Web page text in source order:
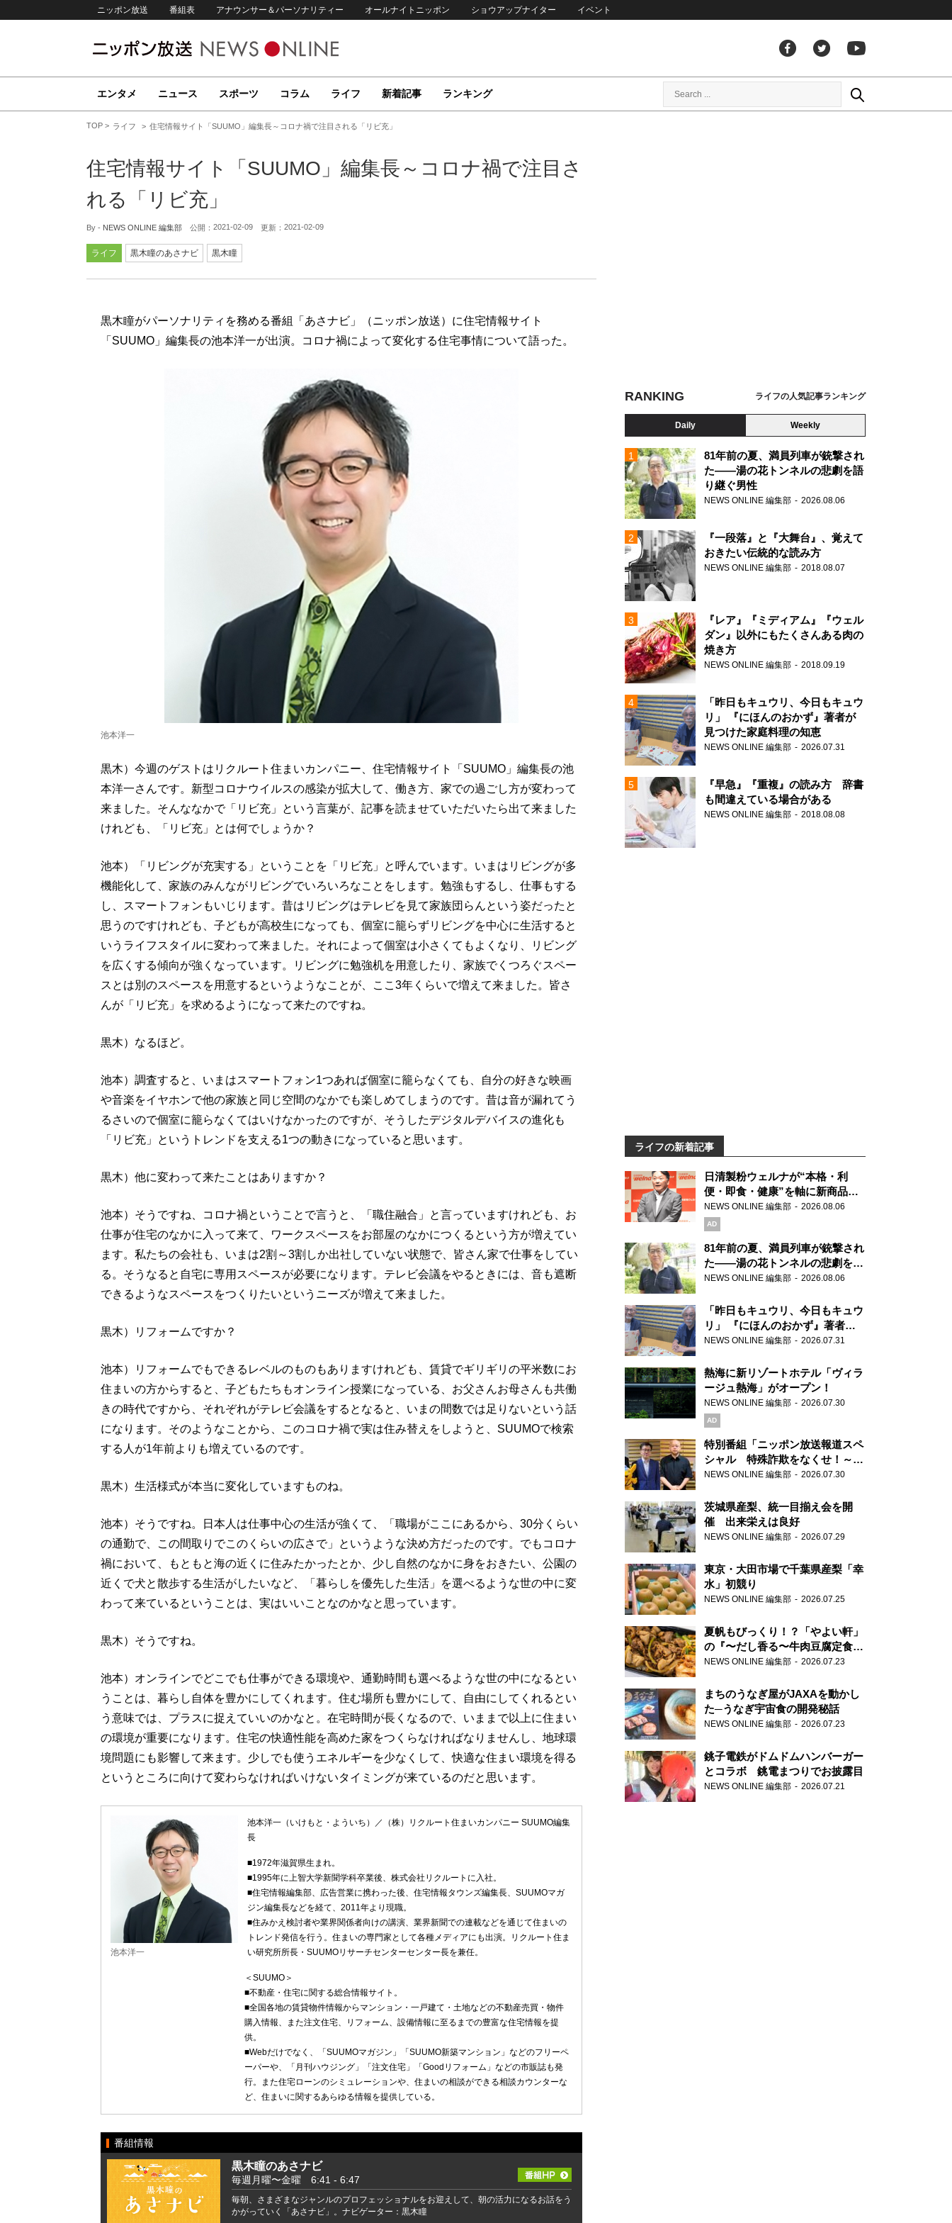
ニッポン放送 番組表 アナウンサー＆パーソナリティー オールナイトニッポン ショウアップナイター イベント
エンタメ ニュース スポーツ コラム ライフ 新着記事 ランキング
TOP ライフ 住宅情報サイト「SUUMO」編集長～コロナ禍で注目される「リビ充」
住宅情報サイト「SUUMO」編集長～コロナ禍で注目さ
れる「リビ充」
By - NEWS ONLINE 編集部 公開： 2021-02-09 更新： 2021-02-09
ライフ 黒木瞳のあさナビ 黒木瞳
黒木瞳がパーソナリティを務める番組「あさナビ」（ニッポン放送）に住宅情報サイト
「SUUMO」編集長の池本洋一が出演。コロナ禍によって変化する住宅事情について語った。
池本洋一
黒木）今週のゲストはリクルート住まいカンパニー、住宅情報サイト「SUUMO」編集長の池
本洋一さんです。新型コロナウイルスの感染が拡大して、働き方、家での過ごし方が変わって
来ました。そんななかで「リビ充」という言葉が、記事を読ませていただいたら出て来ました
けれども、「リビ充」とは何でしょうか？
池本）「リビングが充実する」ということを「リビ充」と呼んでいます。いまはリビングが多
機能化して、家族のみんながリビングでいろいろなことをします。勉強もするし、仕事もする
し、スマートフォンもいじります。昔はリビングはテレビを見て家族団らんという姿だったと
思うのですけれども、子どもが高校生になっても、個室に籠らずリビングを中心に生活すると
いうライフスタイルに変わって来ました。それによって個室は小さくてもよくなり、リビング
を広くする傾向が強くなっています。リビングに勉強机を用意したり、家族でくつろぐスペー
スとは別のスペースを用意するというようなことが、ここ3年くらいで増えて来ました。皆さ
んが「リビ充」を求めるようになって来たのですね。
黒木）なるほど。
池本）調査すると、いまはスマートフォン1つあれば個室に籠らなくても、自分の好きな映画
や音楽をイヤホンで他の家族と同じ空間のなかでも楽しめてしまうのです。昔は音が漏れてう
るさいので個室に籠らなくてはいけなかったのですが、そうしたデジタルデバイスの進化も
「リビ充」というトレンドを支える1つの動きになっていると思います。
黒木）他に変わって来たことはありますか？
池本）そうですね、コロナ禍ということで言うと、「職住融合」と言っていますけれども、お
仕事が住宅のなかに入って来て、ワークスペースをお部屋のなかにつくるという方が増えてい
ます。私たちの会社も、いまは2割～3割しか出社していない状態で、皆さん家で仕事をしてい
る。そうなると自宅に専用スペースが必要になります。テレビ会議をやるときには、音も遮断
できるようなスペースをつくりたいというニーズが増えて来ました。
黒木）リフォームですか？
池本）リフォームでもできるレベルのものもありますけれども、賃貸でギリギリの平米数にお
住まいの方からすると、子どもたちもオンライン授業になっている、お父さんお母さんも共働
きの時代ですから、それぞれがテレビ会議をするとなると、いまの間数では足りないという話
になります。そのようなことから、このコロナ禍で実は住み替えをしようと、SUUMOで検索
する人が1年前よりも増えているのです。
黒木）生活様式が本当に変化していますものね。
池本）そうですね。日本人は仕事中心の生活が強くて、「職場がここにあるから、30分くらい
の通勤で、この間取りでこのくらいの広さで」というような決め方だったのです。でもコロナ
禍において、もともと海の近くに住みたかったとか、少し自然のなかに身をおきたい、公園の
近くで犬と散歩する生活がしたいなど、「暮らしを優先した生活」を選べるような世の中に変
わって来ているということは、実はいいことなのかなと思っています。
黒木）そうですね。
池本）オンラインでどこでも仕事ができる環境や、通勤時間も選べるような世の中になるとい
うことは、暮らし自体を豊かにしてくれます。住む場所も豊かにして、自由にしてくれるとい
う意味では、プラスに捉えていいのかなと。在宅時間が長くなるので、いままで以上に住まい
の環境が重要になります。住宅の快適性能を高めた家をつくらなければなりませんし、地球環
境問題にも影響して来ます。少しでも使うエネルギーを少なくして、快適な住まい環境を得る
というところに向けて変わらなければいけないタイミングが来ているのだと思います。
池本洋一
池本洋一（いけもと・よういち）／（株）リクルート住まいカンパニー SUUMO編集
長
■1972年滋賀県生まれ。
■1995年に上智大学新聞学科卒業後、株式会社リクルートに入社。
■住宅情報編集部、広告営業に携わった後、住宅情報タウンズ編集長、SUUMOマガ
ジン編集長などを経て、2011年より現職。
■住みかえ検討者や業界関係者向けの講演、業界新聞での連載などを通じて住まいの
トレンド発信を行う。住まいの専門家として各種メディアにも出演。リクルート住ま
い研究所所長・SUUMOリサーチセンターセンター長を兼任。
＜SUUMO＞
■不動産・住宅に関する総合情報サイト。
■全国各地の賃貸物件情報からマンション・一戸建て・土地などの不動産売買・物件
購入情報、また注文住宅、リフォーム、設備情報に至るまでの豊富な住宅情報を提
供。
■Webだけでなく、「SUUMOマガジン」「SUUMO新築マンション」などのフリーペ
ーパーや、「月刊ハウジング」「注文住宅」「Goodリフォーム」などの市販誌も発
行。また住宅ローンのシミュレーションや、住まいの相談ができる相談カウンターな
ど、住まいに関するあらゆる情報を提供している。
番組情報
黒木瞳のあさナビ
毎週月曜〜金曜 6:41 - 6:47
毎朝、さまざまなジャンルのプロフェッショナルをお迎えして、朝の活力になるお話をう
かがっていく「あさナビ」。ナビゲーター：黒木瞳
RANKING ライフの人気記事ランキング
Daily Weekly
81年前の夏、満員列車が銃撃され
た――湯の花トンネルの悲劇を語
り継ぐ男性
NEWS ONLINE 編集部 2026.08.06
『一段落』と『大舞台』、覚えて
おきたい伝統的な読み方
NEWS ONLINE 編集部 2018.08.07
『レア』『ミディアム』『ウェル
ダン』以外にもたくさんある肉の
焼き方
NEWS ONLINE 編集部 2018.09.19
「昨日もキュウリ、今日もキュウ
リ」 『にほんのおかず』著者が
見つけた家庭料理の知恵
NEWS ONLINE 編集部 2026.07.31
『早急』『重複』の読み方 辞書
も間違えている場合がある
NEWS ONLINE 編集部 2018.08.08
ライフの新着記事
日清製粉ウェルナが“本格・利
便・即食・健康”を軸に新商品を
展開 「マ・マー」「青の洞窟」
ブランドを強化
NEWS ONLINE 編集部 2026.08.06
AD
81年前の夏、満員列車が銃撃され
た――湯の花トンネルの悲劇を語
り継ぐ男性
NEWS ONLINE 編集部 2026.08.06
「昨日もキュウリ、今日もキュウ
リ」 『にほんのおかず』著者が
見つけた家庭料理の知恵
NEWS ONLINE 編集部 2026.07.31
熱海に新リゾートホテル「ヴィラ
ージュ熱海」がオープン！
NEWS ONLINE 編集部 2026.07.30
AD
特別番組「ニッポン放送報道スペ
シャル 特殊詐欺をなくせ！～被
害者・加害者・警視庁が語るトク
NEWS ONLINE 編集部 2026.07.30
茨城県産梨、統一目揃え会を開
催 出来栄えは良好
NEWS ONLINE 編集部 2026.07.29
東京・大田市場で千葉県産梨「幸
水」初競り
NEWS ONLINE 編集部 2026.07.25
夏帆もびっくり！？「やよい軒」
の『〜だし香る〜牛肉豆腐定食』
が香り高すぎる
NEWS ONLINE 編集部 2026.07.23
まちのうなぎ屋がJAXAを動かし
た─うなぎ宇宙食の開発秘話
NEWS ONLINE 編集部 2026.07.23
銚子電鉄がドムドムハンバーガー
とコラボ 銚電まつりでお披露目
NEWS ONLINE 編集部 2026.07.21